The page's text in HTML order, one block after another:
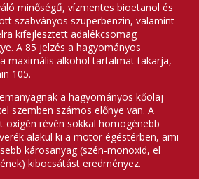
minőségű, vízmentes bioetanol és
szabványos szuperbenzin, valamint
kifejlesztett adalékcsomag
A 85 jelzés a hagyományos
maximális alkohol tartalmat takarja,
105.
a hagyományos kőolaj
szemben számos előnye van. A
oxigén révén sokkal homogénebb
alakul ki a motor égéstérben, ami
károsanyag (szén-monoxid, el
kibocsátást eredményez.